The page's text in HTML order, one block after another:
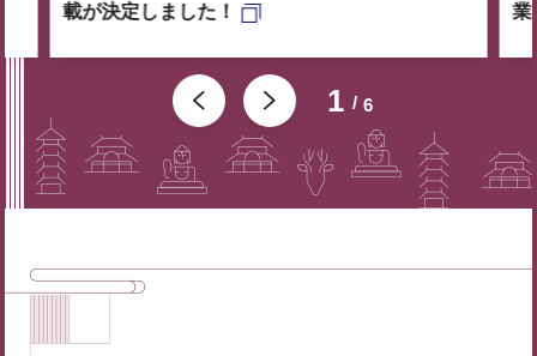
1 6
載が決定しました！
業